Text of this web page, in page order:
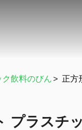
ク飲料のびん> 正方
プラスチ